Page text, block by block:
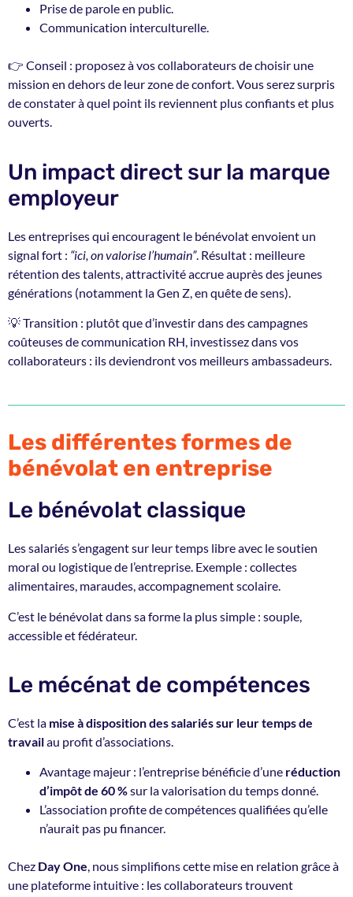
Prise de parole en public.
Communication interculturelle.
👉 Conseil : proposez à vos collaborateurs de choisir une
mission en dehors de leur zone de confort. Vous serez surpris
de constater à quel point ils reviennent plus confiants et plus
ouverts.
Un impact direct sur la marque
employeur
Les entreprises qui encouragent le bénévolat envoient un
signal fort : “ici, on valorise l’humain”. Résultat : meilleure
rétention des talents, attractivité accrue auprès des jeunes
générations (notamment la Gen Z, en quête de sens).
💡 Transition : plutôt que d’investir dans des campagnes
coûteuses de communication RH, investissez dans vos
collaborateurs : ils deviendront vos meilleurs ambassadeurs.
Les différentes formes de
bénévolat en entreprise
Le bénévolat classique
Les salariés s’engagent sur leur temps libre avec le soutien
moral ou logistique de l’entreprise. Exemple : collectes
alimentaires, maraudes, accompagnement scolaire.
C’est le bénévolat dans sa forme la plus simple : souple,
accessible et fédérateur.
Le mécénat de compétences
C’est la mise à disposition des salariés sur leur temps de
travailau profit d’associations.
Avantage majeur : l’entreprise bénéficie d’une réduction
d’impôt de 60 %sur la valorisation du temps donné.
L’association profite de compétences qualifiées qu’elle
n’aurait pas pu financer.
Chez Day One, nous simplifions cette mise en relation grâce à
une plateforme intuitive : les collaborateurs trouvent